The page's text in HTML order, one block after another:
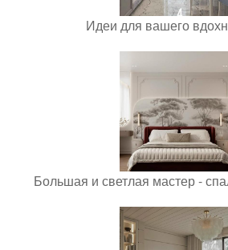
Идеи для вашего
Большая и светлая мастер -